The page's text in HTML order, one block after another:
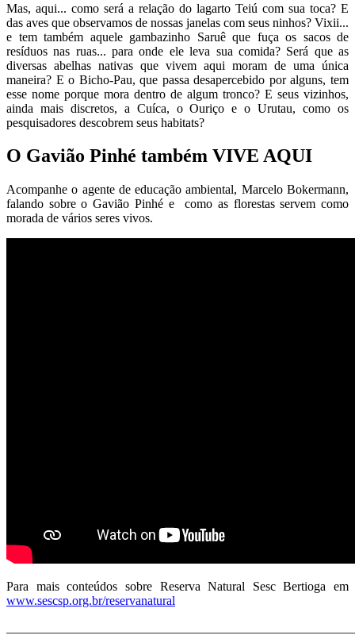
Mas, aqui... como será a relação do lagarto Teiú com sua toca? E
das aves que observamos de nossas janelas com seus ninhos? Vixii...
e tem também aquele gambazinho Saruê que fuça os sacos de
resíduos nas ruas... para onde ele leva sua comida? Será que as
diversas abelhas nativas que vivem aqui moram de uma única
maneira? E o Bicho-Pau, que passa desapercebido por alguns, tem
esse nome porque mora dentro de algum tronco? E seus vizinhos,
ainda mais discretos, a Cuíca, o Ouriço e o Urutau, como os
pesquisadores descobrem seus habitats?
O Gavião Pinhé também VIVE AQUI
Acompanhe o agente de educação ambiental, Marcelo Bokermann,
falando sobre o Gavião Pinhé e como as florestas servem como
morada de vários seres vivos.
Para mais conteúdos sobre Reserva Natural Sesc Bertioga em
www.sescsp.org.br/reservanatural